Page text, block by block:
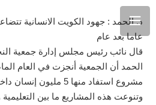
د. الحمد : جهود الكويت الانسانية
عاما بعد عام
قال نائب رئيس مجلس إدارة جمعية
مشروع استفاد منها 5
وتنوعت هذه المشاريع ما بين التعليمية